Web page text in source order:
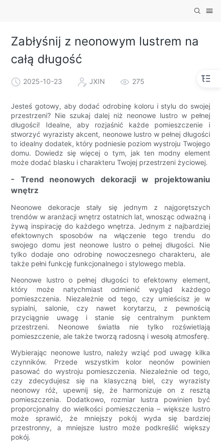
Zabłyśnij z neonowym lustrem na
całą długość
2025-10-23 JXIN 275
Jesteś gotowy, aby dodać odrobinę koloru i stylu do swojej
przestrzeni? Nie szukaj dalej niż neonowe lustro w pełnej
długości! Idealne, aby rozjaśnić każde pomieszczenie i
stworzyć wyrazisty akcent, neonowe lustro w pełnej długości
to idealny dodatek, który podniesie poziom wystroju Twojego
domu. Dowiedz się więcej o tym, jak ten modny element
może dodać blasku i charakteru Twojej przestrzeni życiowej.
- Trend neonowych dekoracji w projektowaniu
wnętrz
Neonowe dekoracje stały się jednym z najgorętszych
trendów w aranżacji wnętrz ostatnich lat, wnosząc odważną i
żywą inspirację do każdego wnętrza. Jednym z najbardziej
efektownych sposobów na włączenie tego trendu do
swojego domu jest neonowe lustro o pełnej długości. Nie
tylko dodaje ono odrobinę nowoczesnego charakteru, ale
także pełni funkcję funkcjonalnego i stylowego mebla.
Neonowe lustro o pełnej długości to efektowny element,
który może natychmiast odmienić wygląd każdego
pomieszczenia. Niezależnie od tego, czy umieścisz je w
sypialni, salonie, czy nawet korytarzu, z pewnością
przyciągnie uwagę i stanie się centralnym punktem
przestrzeni. Neonowe światła nie tylko rozświetlają
pomieszczenie, ale także tworzą radosną i wesołą atmosferę.
Wybierając neonowe lustro, należy wziąć pod uwagę kilka
czynników. Przede wszystkim kolor neonów powinien
pasować do wystroju pomieszczenia. Niezależnie od tego,
czy zdecydujesz się na klasyczną biel, czy wyrazisty
neonowy róż, upewnij się, że harmonizuje on z resztą
pomieszczenia. Dodatkowo, rozmiar lustra powinien być
proporcjonalny do wielkości pomieszczenia – większe lustro
może sprawić, że mniejszy pokój wyda się bardziej
przestronny, a mniejsze lustro może podkreślić większy
pokój.